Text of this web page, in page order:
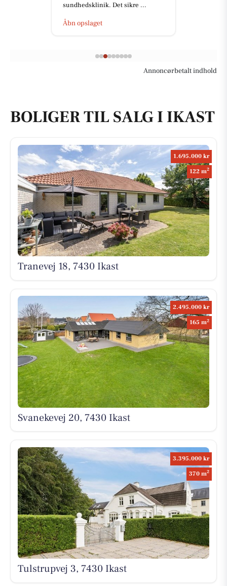
sundhedsklinik. Det sikre ...
Åbn opslaget
Annoncørbetalt indhold
BOLIGER TIL SALG I IKAST
1.695.000 kr
122 m2
Tranevej 18, 7430 Ikast
2.495.000 kr
165 m2
Svanekevej 20, 7430 Ikast
3.395.000 kr
370 m2
Tulstrupvej 3, 7430 Ikast